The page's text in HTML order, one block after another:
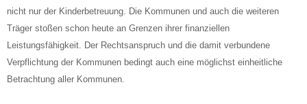
nicht nur der Kinderbetreuung. Die Kommunen und auch die weiteren
Träger stoßen schon heute an Grenzen ihrer finanziellen
Leistungsfähigkeit. Der Rechtsanspruch und die damit verbundene
Verpflichtung der Kommunen bedingt auch eine möglichst einheitliche
Betrachtung aller Kommunen.